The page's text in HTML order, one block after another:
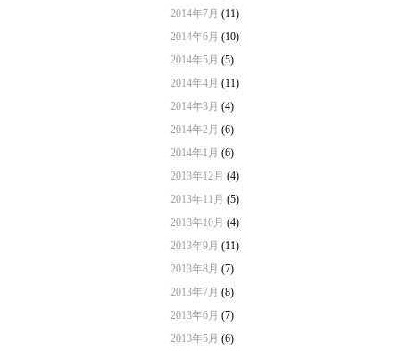
2014年7月 (11)
2014年6月 (10)
2014年5月 (5)
2014年4月 (11)
2014年3月 (4)
2014年2月 (6)
2014年1月 (6)
2013年12月 (4)
2013年11月 (5)
2013年10月 (4)
2013年9月 (11)
2013年8月 (7)
2013年7月 (8)
2013年6月 (7)
2013年5月 (6)